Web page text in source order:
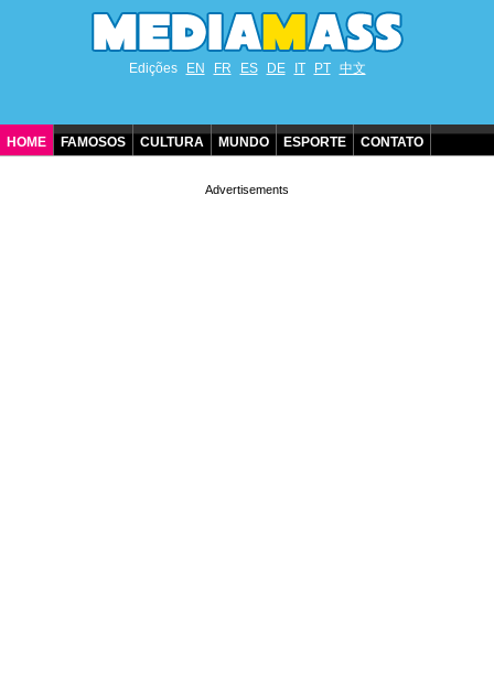
Edições EN FR ES DE IT PT 中文
HOME FAMOSOS CULTURA MUNDO ESPORTE CONTATO